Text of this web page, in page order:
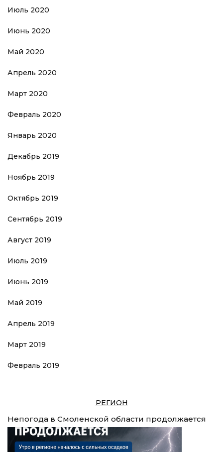
Июль 2020
Июнь 2020
Май 2020
Апрель 2020
Март 2020
Февраль 2020
Январь 2020
Декабрь 2019
Ноябрь 2019
Октябрь 2019
Сентябрь 2019
Август 2019
Июль 2019
Июнь 2019
Май 2019
Апрель 2019
Март 2019
Февраль 2019
РЕГИОН
Непогода в Смоленской области продолжается